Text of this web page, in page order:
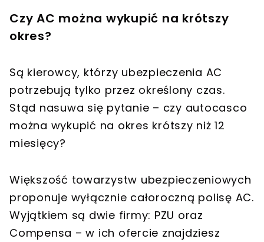
Czy AC można wykupić na krótszy
okres?
Są kierowcy, którzy ubezpieczenia AC
potrzebują tylko przez określony czas.
Stąd nasuwa się pytanie – czy autocasco
można wykupić na okres krótszy niż 12
miesięcy?
Większość towarzystw ubezpieczeniowych
proponuje wyłącznie całoroczną polisę AC.
Wyjątkiem są dwie firmy: PZU oraz
Compensa – w ich ofercie znajdziesz